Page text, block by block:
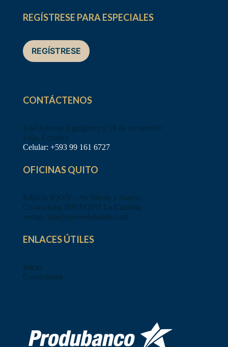
REGÍSTRESE PARA ESPECIALES
REGÍSTRESE
CONTÁCTENOS
José Antonio Eguiguren y 18 de noviembre
Loja, Ecuador
Celular: +593 99 161 6727
OFICINAS QUITO
Edificio IQON – Av Shyris y Suecia
Co-working IMPAQTO La Carolina
ventas_uio@oroverdehotels.com
ENLACES ÚTILES
Inicio
Contáctenos